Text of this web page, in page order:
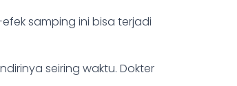
samping ini bisa terjadi
seiring waktu. Dokter